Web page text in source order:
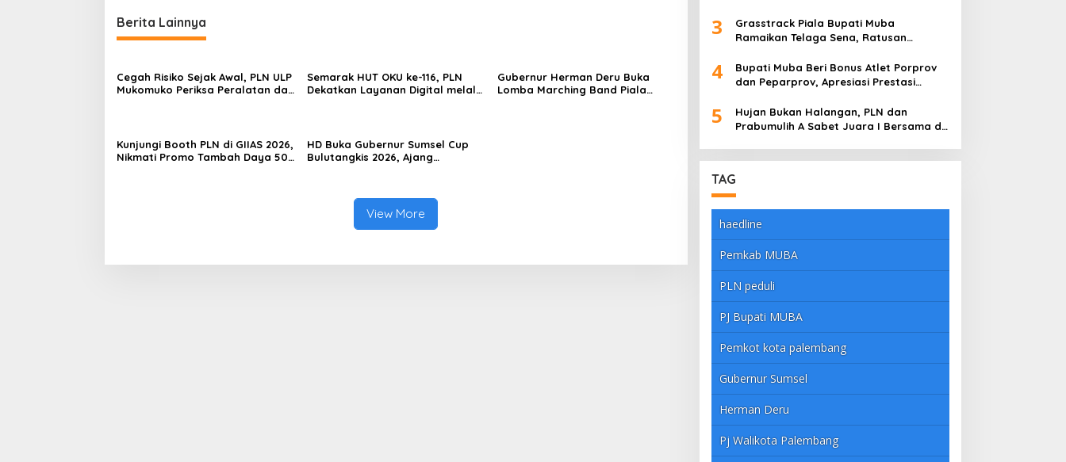
Berita Lainnya
Cegah Risiko Sejak Awal, PLN ULP
Mukomuko Periksa Peralatan dan
Semarak HUT OKU ke-116, PLN
Dekatkan Layanan Digital melalui
Gubernur Herman Deru Buka
Lomba Marching Band Piala
Kunjungi Booth PLN di GIIAS 2026,
Nikmati Promo Tambah Daya 50
HD Buka Gubernur Sumsel Cup
Bulutangkis 2026, Ajang
View More
3
Grasstrack Piala Bupati Muba
Ramaikan Telaga Sena, Ratusan
4
Bupati Muba Beri Bonus Atlet Porprov
dan Peparprov, Apresiasi Prestasi
5
Hujan Bukan Halangan, PLN dan
Prabumulih A Sabet Juara I Bersama di
TAG
haedline
Pemkab MUBA
PLN peduli
PJ Bupati MUBA
Pemkot kota palembang
Gubernur Sumsel
Herman Deru
Pj Walikota Palembang